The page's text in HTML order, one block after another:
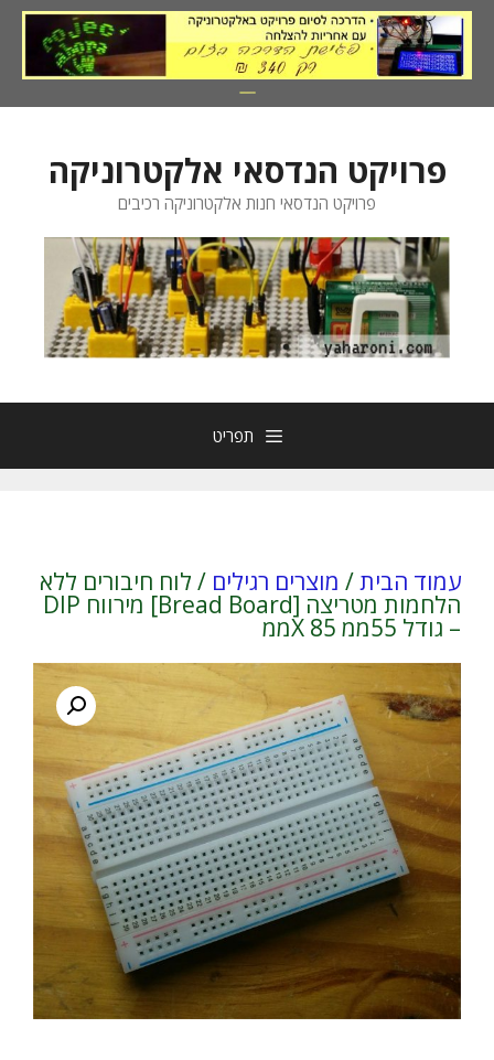
לדלג
לתוכן
פרויקט הנדסאי אלקטרוניקה
פרויקט הנדסאי חנות אלקטרוניקה רכיבים
תפריט
עמוד הבית/ מוצרים רגילים / לוח חיבורים ללא
הלחמות מטריצה [Bread Board] מירווח DIP
– גודל 55ממ X 85ממ